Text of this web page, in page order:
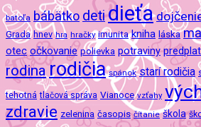
batoľa bábätko detidieťa
Grada hnev hra hračky imunita kniha láska
otec očkovanie polievka potraviny
rodina rodičia spánok starí rodičia
tehotná tlačová správa Vianoce vzťahy
zdravie zelenina časopis čítanie škola